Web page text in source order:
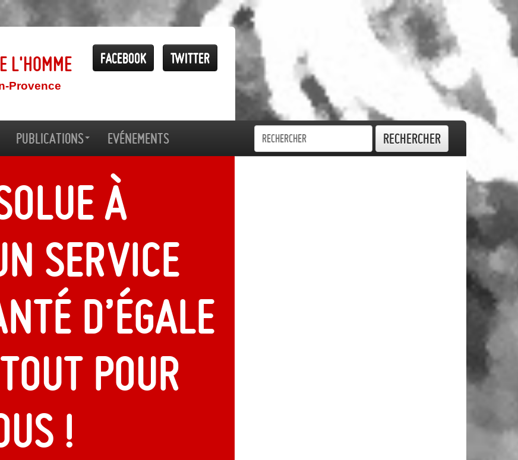
Twitter
Facebook
l'Homme
Provence
Publications Evénements Rechercher
à
service
d’égale
pour
!